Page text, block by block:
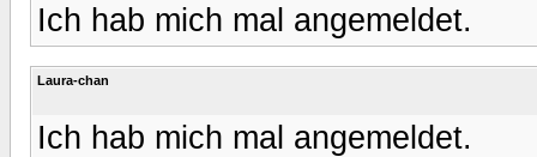
Ich hab mich mal angemeldet.
Laura-chan
Ich hab mich mal angemeldet.